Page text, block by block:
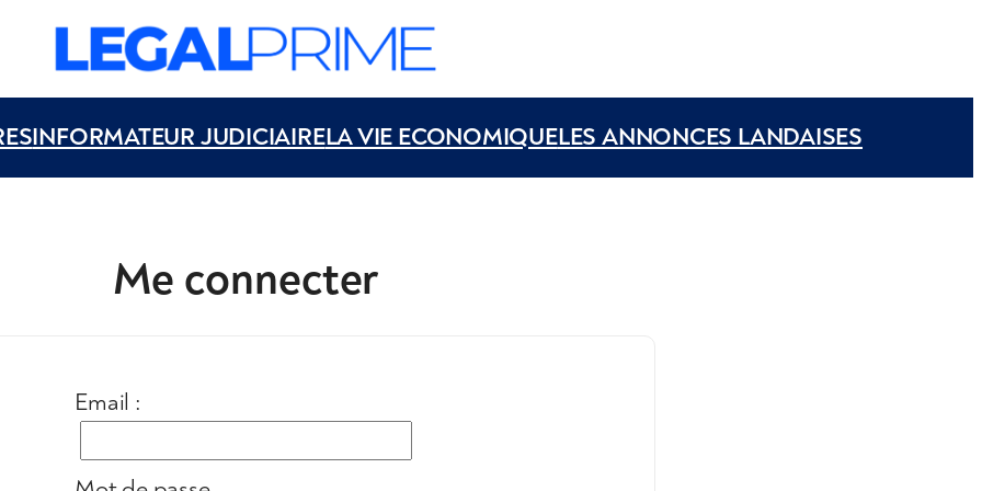
INFORMATEUR JUDICIAIRELA VIE ECONOMIQUELES ANNONCES LANDAISES
Me connecter
Email :